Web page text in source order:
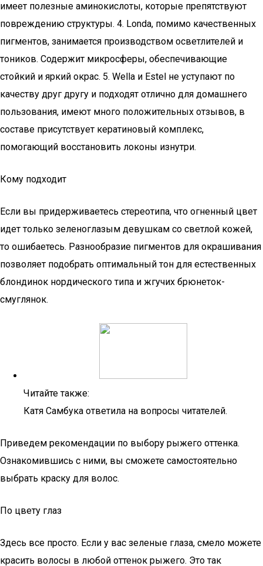
имеет полезные аминокислоты, которые препятствуют
повреждению структуры. 4. Londa, помимо качественных
пигментов, занимается производством осветлителей и
тоников. Содержит микросферы, обеспечивающие
стойкий и яркий окрас. 5. Wella и Estel не уступают по
качеству друг другу и подходят отлично для домашнего
пользования, имеют много положительных отзывов, в
составе присутствует кератиновый комплекс,
помогающий восстановить локоны изнутри.
Кому подходит
Если вы придерживаетесь стереотипа, что огненный цвет
идет только зеленоглазым девушкам со светлой кожей,
то ошибаетесь. Разнообразие пигментов для окрашивания
позволяет подобрать оптимальный тон для естественных
блондинок нордического типа и жгучих брюнеток-
смуглянок.
Читайте также:
Катя Самбука ответила на вопросы читателей.
Приведем рекомендации по выбору рыжего оттенка.
Ознакомившись с ними, вы сможете самостоятельно
выбрать краску для волос.
По цвету глаз
Здесь все просто. Если у вас зеленые глаза, смело можете
красить волосы в любой оттенок рыжего. Это так